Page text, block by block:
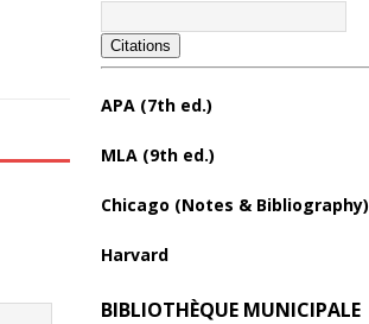
Citations
APA (7th ed.)
MLA (9th ed.)
Chicago (Notes & Bibliography)
Harvard
BIBLIOTHÈQUE MUNICIPALE